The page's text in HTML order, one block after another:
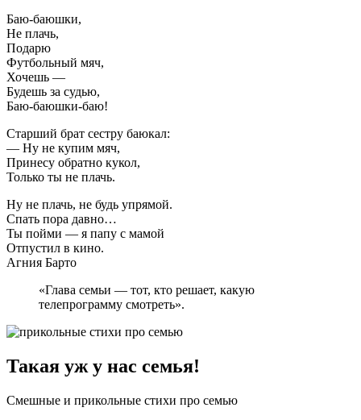
Баю-баюшки,
Не плачь,
Подарю
Футбольный мяч,
Хочешь —
Будешь за судью,
Баю-баюшки-баю!
Старший брат сестру баюкал:
— Ну не купим мяч,
Принесу обратно кукол,
Только ты не плачь.
Ну не плачь, не будь упрямой.
Спать пора давно…
Ты пойми — я папу с мамой
Отпустил в кино.
Агния Барто
«Глава семьи — тот, кто решает, какую
телепрограмму смотреть».
Такая уж у нас семья!
Смешные и прикольные стихи про семью